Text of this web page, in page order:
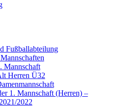
Fußballabteilung
Mannschaft
Herren Ü32
1. Mannschaft (Herren) –
2022